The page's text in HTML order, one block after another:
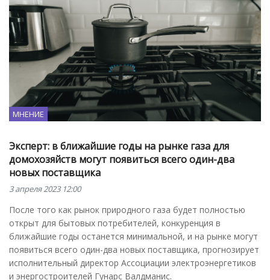
МНЕНИЕ
Эксперт: в ближайшие годы на рынке газа для
домохозяйств могут появиться всего один-два
новых поставщика
3 апреля 2023 12:00
После того как рынок природного газа будет полностью
открыт для бытовых потребителей, конкуренция в
ближайшие годы останется минимальной, и на рынке могут
появиться всего один-два новых поставщика, прогнозирует
исполнительный директор Ассоциации электроэнергетиков
и энергостроителей Гунарс Валдманис.